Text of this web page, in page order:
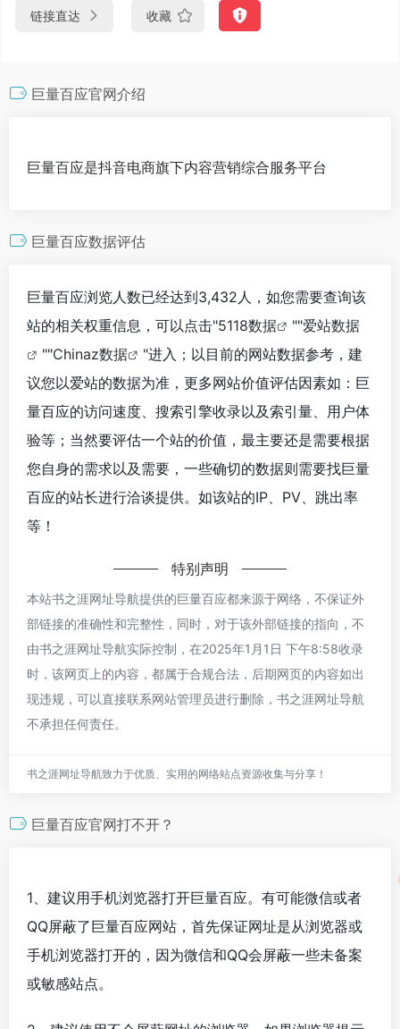
链接直达 收藏
巨量百应官网介绍
巨量百应是抖音电商旗下内容营销综合服务平台
巨量百应数据评估
巨量百应浏览人数已经达到3,432人，如您需要查询该
站的相关权重信息，可以点击"5118数据 ""爱站数据
""Chinaz数据
"进入；以目前的网站数据参考，建
议您以爱站的数据为准，更多网站价值评估因素如：巨
量百应的访问速度、搜索引擎收录以及索引量、用户体
验等；当然要评估一个站的价值，最主要还是需要根据
您自身的需求以及需要，一些确切的数据则需要找巨量
百应的站长进行洽谈提供。如该站的IP、PV、跳出率
等！
特别声明
本站书之涯网址导航提供的巨量百应都来源于网络，不保证外
部链接的准确性和完整性，同时，对于该外部链接的指向，不
由书之涯网址导航实际控制，在2025年1月1日 下午8:58收录
时，该网页上的内容，都属于合规合法，后期网页的内容如出
现违规，可以直接联系网站管理员进行删除，书之涯网址导航
不承担任何责任。
书之涯网址导航致力于优质、实用的网络站点资源收集与分享！
巨量百应官网打不开？
1、建议用手机浏览器打开巨量百应。有可能微信或者
QQ屏蔽了巨量百应网站，首先保证网址是从浏览器或
手机浏览器打开的，因为微信和QQ会屏蔽一些未备案
或敏感站点。